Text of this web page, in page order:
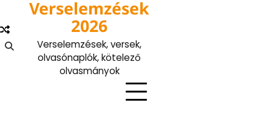
content
Verselemzések
2026
Verselemzések, versek,
olvasónaplók, kötelező
olvasmányok